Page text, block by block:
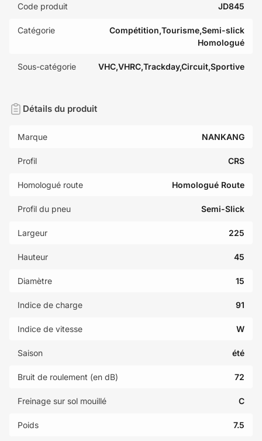
Code produit JD845
Catégorie
Compétition,Tourisme,Semi-slick
Homologué
Sous-catégorie VHC,VHRC,Trackday,Circuit,Sportive
Détails du produit
Marque NANKANG
Profil CRS
Homologué route Homologué Route
Profil du pneu Semi-Slick
Largeur 225
Hauteur 45
Diamètre 15
Indice de charge 91
Indice de vitesse W
Saison été
Bruit de roulement (en dB) 72
Freinage sur sol mouillé C
Poids 7.5